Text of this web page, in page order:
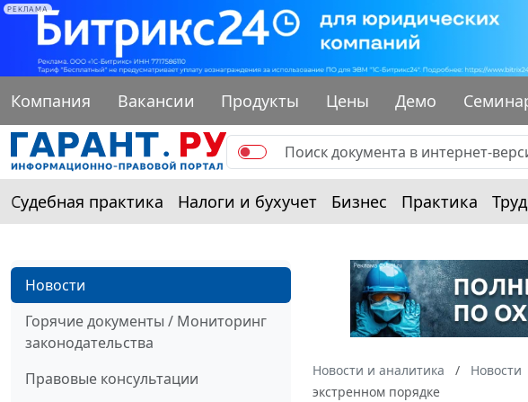
РЕКЛАМА
Компания Вакансии Продукты Цены Демо
Судебная практика Налоги и бухучет Бизнес Практика Труд
Новости
Горячие документы / Мониторинг
законодательства
Правовые консультации
Новости и аналитика Новости
экстренном порядке